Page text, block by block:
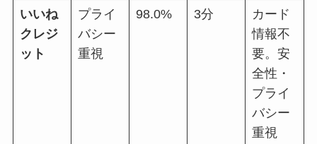
いいね
クレジ
ット
プライ
バシー
重視
98.0% 3分
カード
情報不
要。安
全性・
プライ
バシー
重視